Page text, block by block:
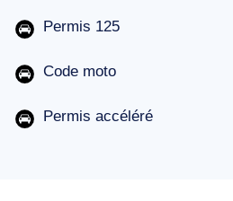
Permis 125
Code moto
Permis accéléré